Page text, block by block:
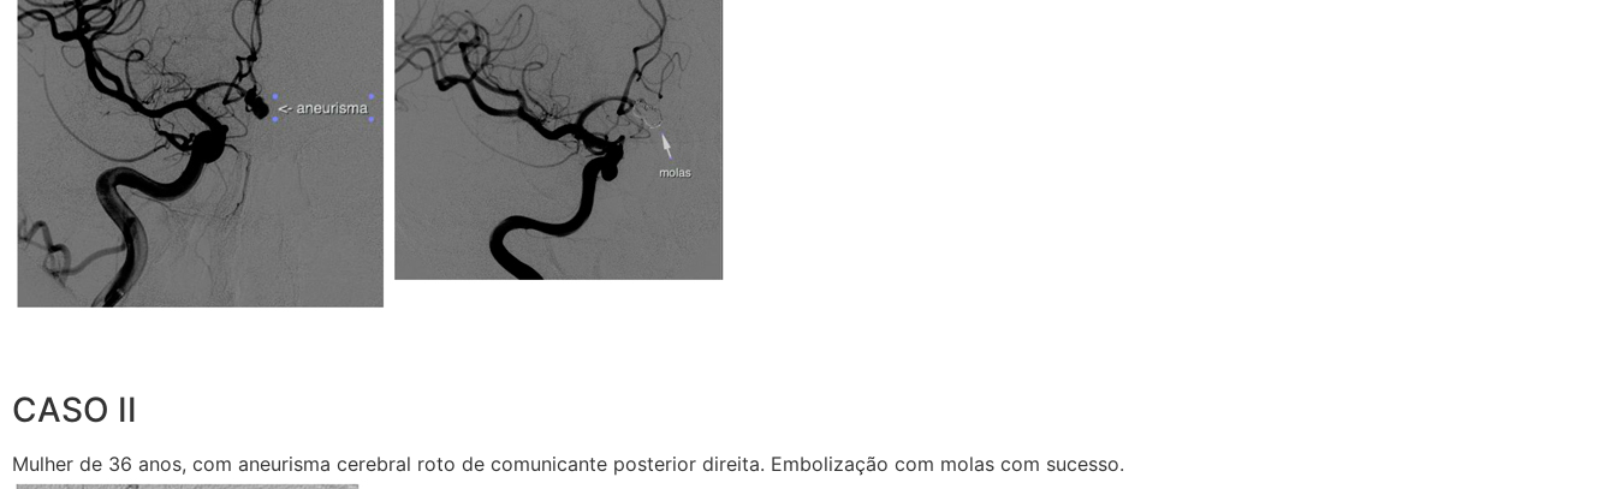
CASO II
Mulher de 36 anos, com aneurisma cerebral roto de comunicante posterior direita. Embolização com molas com sucesso.